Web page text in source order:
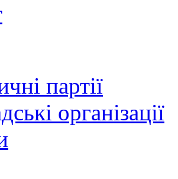
партії
організації